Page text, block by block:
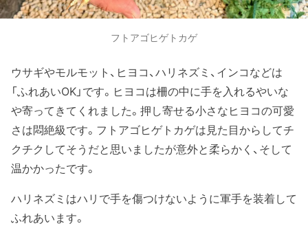
フトアゴヒゲトカゲ
ウサギやモルモット、ヒヨコ、ハリネズミ、インコなどは
「ふれあいOK」です。ヒヨコは柵の中に手を入れるやいな
や寄ってきてくれました。押し寄せる小さなヒヨコの可愛
さは悶絶級です。フトアゴヒゲトカゲは見た目からしてチ
クチクしてそうだと思いましたが意外と柔らかく、そして
温かかったです。
ハリネズミはハリで手を傷つけないように軍手を装着して
ふれあいます。